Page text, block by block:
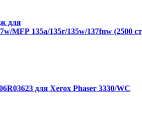
для
MFP 135a/135r/135w/137fnw (2500
для Xerox Phaser 3330/WC